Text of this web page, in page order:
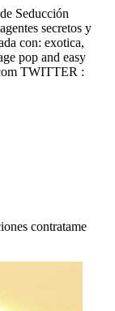
Seducción
secretos y
con: exotica,
pop and easy
TWITTER :
contratame